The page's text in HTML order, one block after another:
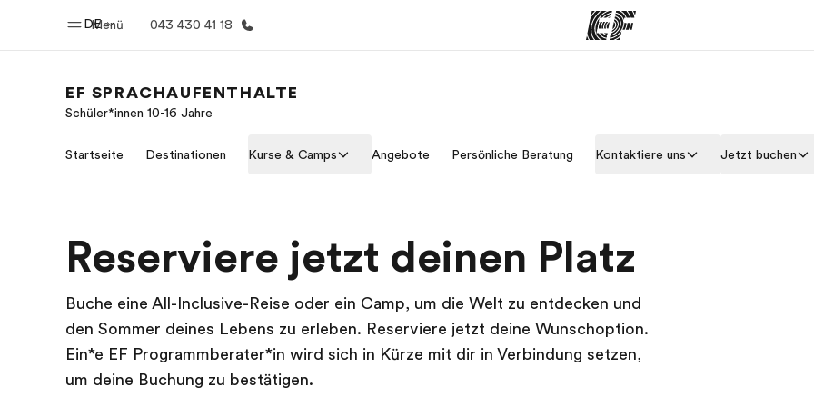
Menü
DE 043 430 41 18
Willkommen bei EF Alle Programme ansehen Büros in der Nähe
EF SPRACHAUFENTHALTE
Schüler*innen 10-16 Jahre
Startseite Destinationen Kurse & Camps Angebote Persönliche Beratung Kontaktiere uns Jetzt buchen
Reserviere jetzt deinen Platz
Buche eine All-Inclusive-Reise oder ein Camp, um die Welt zu entdecken und
den Sommer deines Lebens zu erleben. Reserviere jetzt deine Wunschoption.
Ein*e EF Programmberater*in wird sich in Kürze mit dir in Verbindung setzen,
um deine Buchung zu bestätigen.